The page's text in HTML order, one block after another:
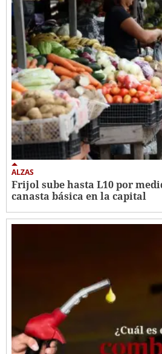
ALZAS
Frijol sube hasta L10 por
canasta básica en la capital